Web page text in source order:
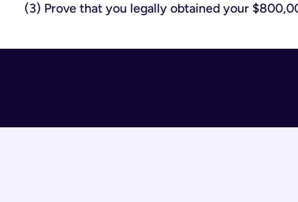
(3) Prove that you legally obtained your